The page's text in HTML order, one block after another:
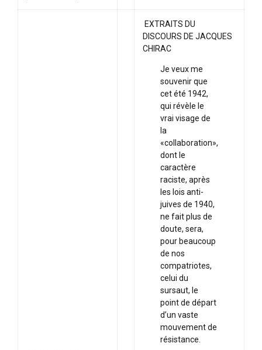
EXTRAITS DU
DISCOURS DE JACQUES
CHIRAC
Je veux me
souvenir que
cet été 1942,
qui révèle le
vrai visage de
la
«collaboration»,
dont le
caractère
raciste, après
les lois anti-
juives de 1940,
ne fait plus de
doute, sera,
pour beaucoup
de nos
compatriotes,
celui du
sursaut, le
point de départ
d’un vaste
mouvement de
résistance.